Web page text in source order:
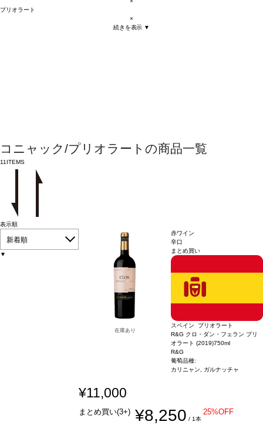
プリオラート
×
続きを表示 ▼
コニャック/プリオラートの商品一覧
11 ITEMS
表示順
新着順
▼
在庫あり
赤ワイン
辛口
まとめ買い
スペイン プリオラート
R&G クロ・ダン・フェラン プリ
オラート (2019)750ml
R&G
葡萄品種:
カリニャン, ガルナッチャ
¥11,000
まとめ買い(3+) ¥8,250 / 1本
25%OFF